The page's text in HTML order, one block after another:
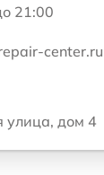
21:00
center.ru
улица, дом 4